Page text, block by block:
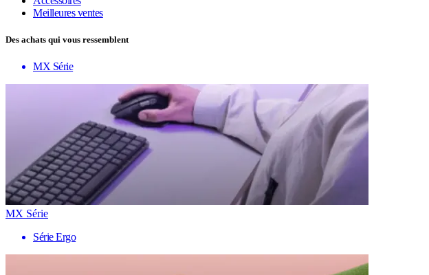
Meilleures ventes
Des achats qui vous ressemblent
MX Série
MX Série
Série Ergo